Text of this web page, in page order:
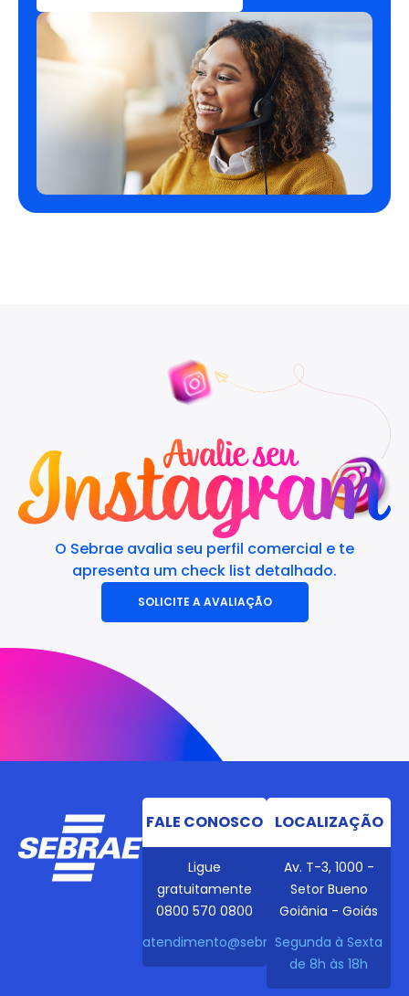
O Sebrae avalia seu perfil comercial e te
apresenta um check list detalhado.
SOLICITE A AVALIAÇÃO
FALE CONOSCO
Ligue
gratuitamente
0800 570 0800
atendimento@sebraego.com.br
LOCALIZAÇÃO
Av. T-3, 1000 -
Setor Bueno
Goiânia - Goiás
Segunda à Sexta
de 8h às 18h